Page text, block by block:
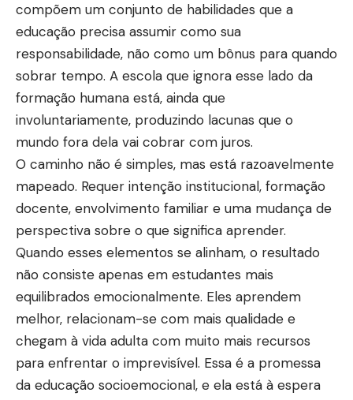
compõem um conjunto de habilidades que a
educação precisa assumir como sua
responsabilidade, não como um bônus para quando
sobrar tempo. A escola que ignora esse lado da
formação humana está, ainda que
involuntariamente, produzindo lacunas que o
mundo fora dela vai cobrar com juros.
O caminho não é simples, mas está razoavelmente
mapeado. Requer intenção institucional, formação
docente, envolvimento familiar e uma mudança de
perspectiva sobre o que significa aprender.
Quando esses elementos se alinham, o resultado
não consiste apenas em estudantes mais
equilibrados emocionalmente. Eles aprendem
melhor, relacionam-se com mais qualidade e
chegam à vida adulta com muito mais recursos
para enfrentar o imprevisível. Essa é a promessa
da educação socioemocional, e ela está à espera